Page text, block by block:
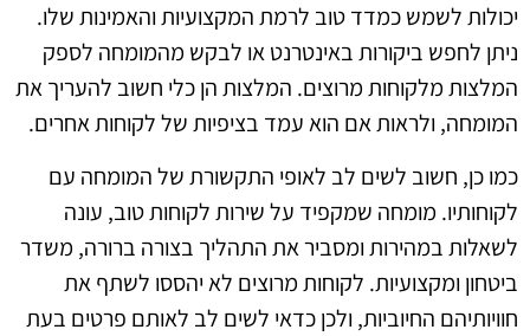
יכולות לשמש כמדד טוב לרמת המקצועיות והאמינות שלו.
ניתן לחפש ביקורות באינטרנט או לבקש מהמומחה לספק
המלצות מלקוחות מרוצים. המלצות הן כלי חשוב להעריך את
המומחה, ולראות אם הוא עמד בציפיות של לקוחות אחרים.
כמו כן, חשוב לשים לב לאופי התקשורת של המומחה עם
לקוחותיו. מומחה שמקפיד על שירות לקוחות טוב, עונה
לשאלות במהירות ומסביר את התהליך בצורה ברורה, משדר
ביטחון ומקצועיות. לקוחות מרוצים לא יהססו לשתף את
חוויותיהם החיוביות, ולכן כדאי לשים לב לאותם פרטים בעת